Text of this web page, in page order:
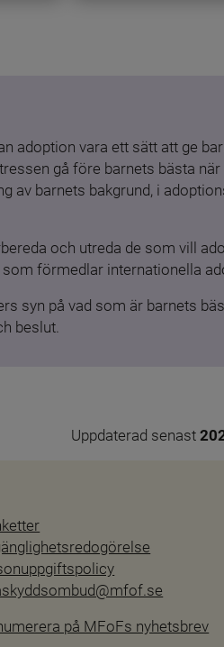
adoption vara ett sätt att ge
gå före barnets bästa
av barnets bakgrund, i
och utreda de som vill
förmedlar internationella
syn på vad som är barnets
beslut.
Uppdaterad senast
på MFoFs nyhetsbrev